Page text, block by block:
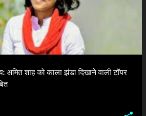
अमित शाह को काला झंडा दिखाने वाली टॉपर